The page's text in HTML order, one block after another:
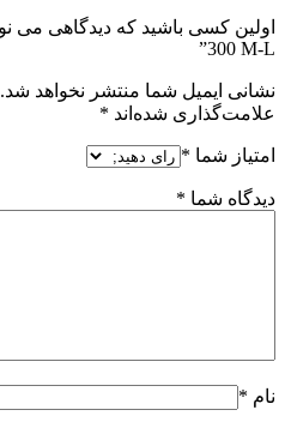
300 M-L”
نشانی ایمیل شما منتشر نخواهد شد.
علامت‌گذاری شده‌اند *
امتیاز شما *
دیدگاه شما *
نام *